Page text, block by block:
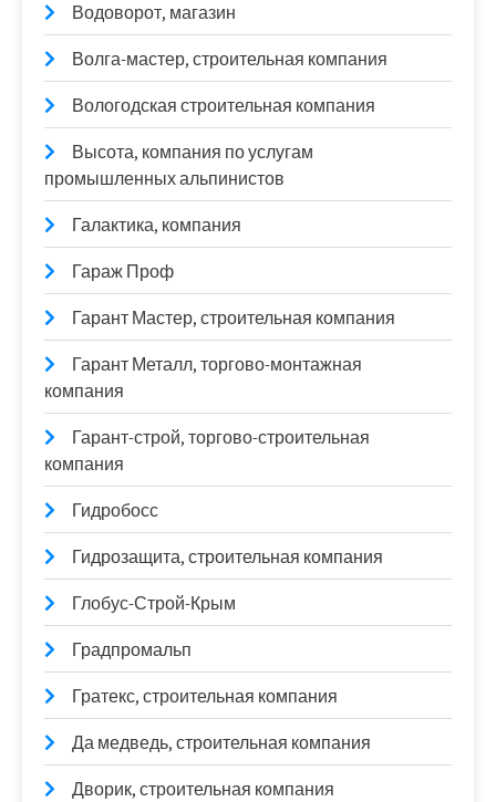
Водоворот, магазин
Волга-мастер, строительная компания
Вологодская строительная компания
Высота, компания по услугам
промышленных альпинистов
Галактика, компания
Гараж Проф
Гарант Мастер, строительная компания
Гарант Металл, торгово-монтажная
компания
Гарант-строй, торгово-строительная
компания
Гидробосс
Гидрозащита, строительная компания
Глобус-Строй-Крым
Градпромальп
Гратекс, строительная компания
Да медведь, строительная компания
Дворик, строительная компания